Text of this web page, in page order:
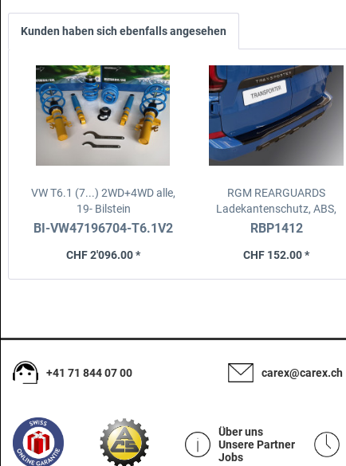
Kunden haben sich ebenfalls angesehen
VW T6.1 (7...) 2WD+4WD alle,
19- Bilstein
B14/Gewindefahrwerk
BI-VW47196704-T6.1V2
CHF 2'096.00 *
RGM REARGUARDS
Ladekantenschutz, ABS,
Ford Transit/Tourneo
25-
RBP1412
CHF 152.00 *
+41 71 844 07 00 carex@carex.ch
Über uns
Unsere Partner
Jobs